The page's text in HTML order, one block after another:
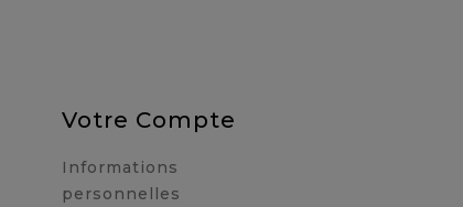
Votre Compte
Informations
personnelles